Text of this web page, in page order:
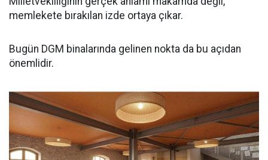
memlekete bırakılan izde ortaya çıkar.
Bugün DGM binalarında gelinen nokta da bu açıdan
önemlidir.